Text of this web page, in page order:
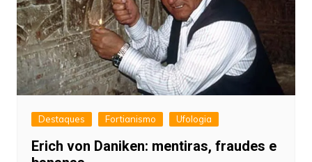
Destaques Fortianismo Ufologia
Erich von Daniken: mentiras, fraudes e